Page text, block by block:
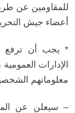
للمقاومين عن
أعضاء جيش
* يجب أن ترفع
الإدارات
معلوماتهم
– سيعلن عن